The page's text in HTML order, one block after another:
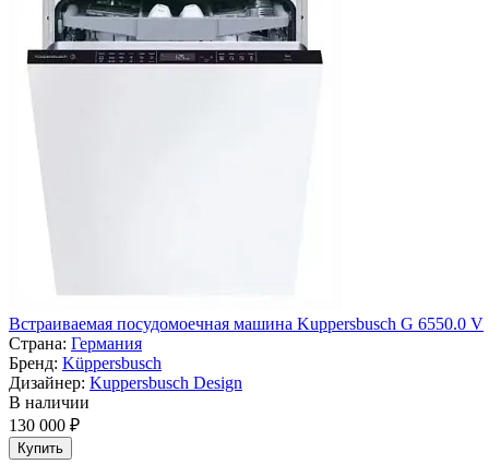
Встраиваемая посудомоечная машина Kuppersbusch G 6550.0 V
Страна: Германия
Бренд: Küppersbusch
Дизайнер: Kuppersbusch Design
В наличии
130 000 ₽
Купить